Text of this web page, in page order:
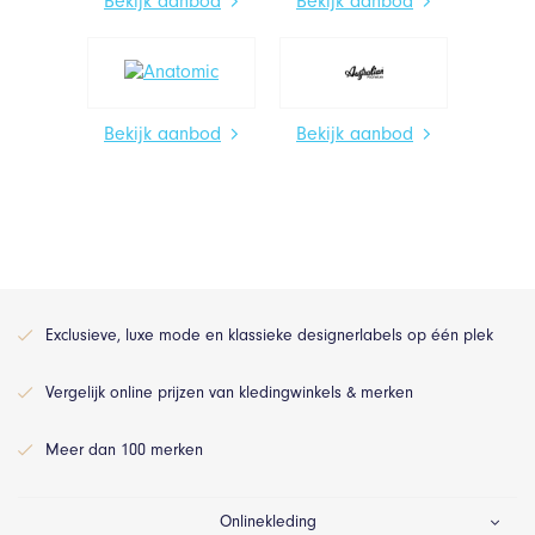
Bekijk aanbod Bekijk aanbod
Exclusieve, luxe mode en klassieke designerlabels op één plek
Vergelijk online prijzen van kledingwinkels & merken
Meer dan 100 merken
Onlinekleding